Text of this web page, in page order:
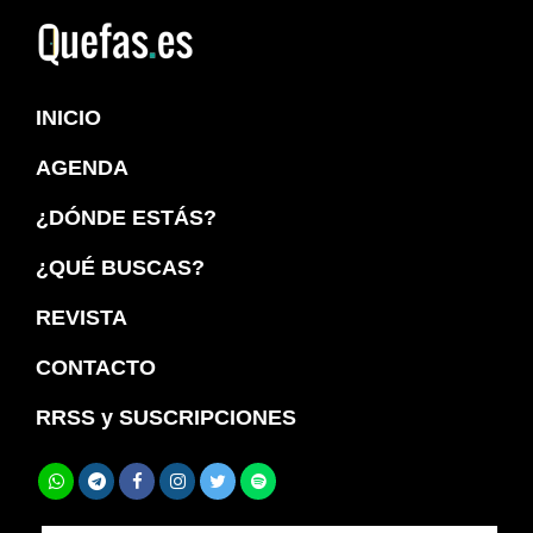
navegación
principal
principal
INICIO
AGENDA
¿DÓNDE ESTÁS?
¿QUÉ BUSCAS?
REVISTA
CONTACTO
RRSS y SUSCRIPCIONES